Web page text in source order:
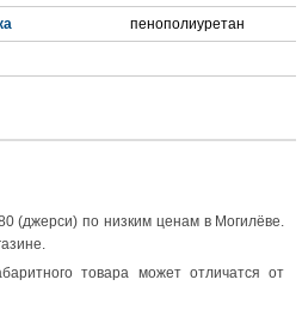
пенополиуретан
(джерси) по низким ценам в Могилёве.
товара может отличатся от